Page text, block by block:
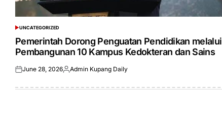
POSTED
IN
UNCATEGORIZED
Pemerintah Dorong Penguatan Pendidikan melalui
Pembangunan 10 Kampus Kedokteran dan Sains
Posted
June 28, 2026Posted
Admin Kupang Daily